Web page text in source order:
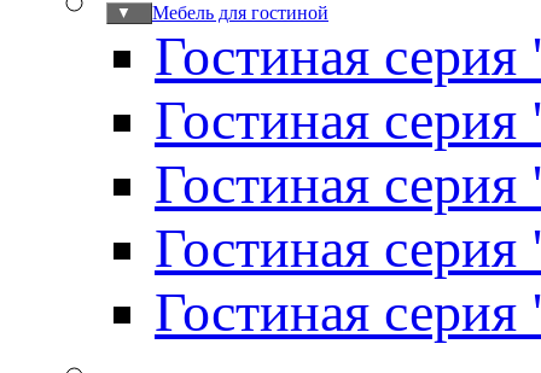
Мебель для гостиной
▼
Гостиная
Гостиная
Гостиная
Гостиная
Гостиная